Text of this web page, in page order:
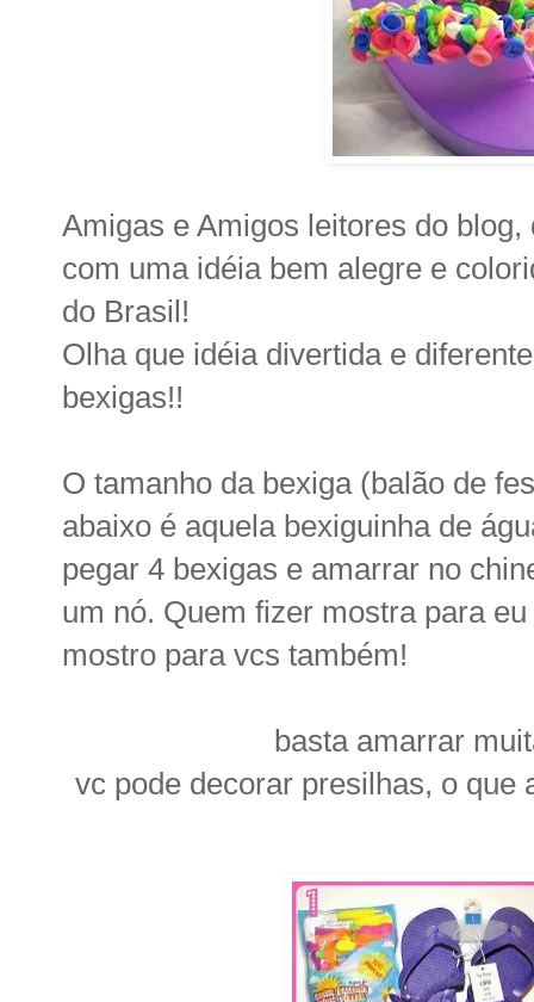
Amigas e Amigos leitores do
com uma idéia bem alegre e
do Brasil!
Olha que idéia divertida e
bexigas!!
O tamanho da bexiga (balão de
abaixo é aquela bexiguinha de
pegar 4 bexigas e amarrar no
um nó. Quem fizer mostra para
mostro para vcs também!
basta amarrar
vc pode decorar presilhas, o que